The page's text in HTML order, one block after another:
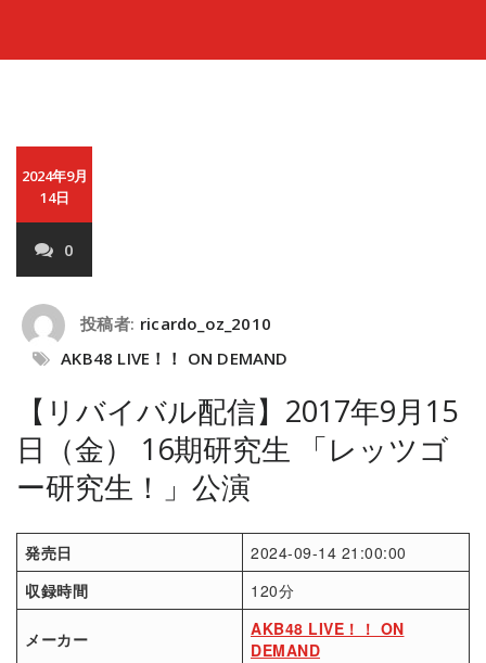
2024年9月
14日
0
投稿者: ricardo_oz_2010
AKB48 LIVE！！ ON DEMAND
【リバイバル配信】2017年9月15
日（金） 16期研究生 「レッツゴ
ー研究生！」公演
発売日
2024-09-14 21:00:00
収録時間
120分
メーカー
AKB48 LIVE！！ ON
DEMAND